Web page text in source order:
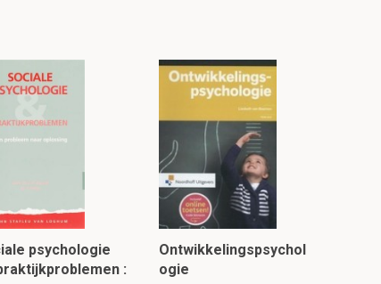
psychologie
:
Ontwikkelingspsychol
ogie